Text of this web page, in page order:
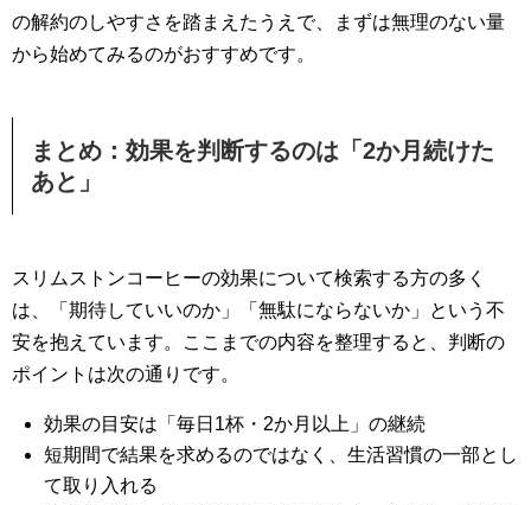
の解約のしやすさを踏まえたうえで、まずは無理のない量
から始めてみるのがおすすめです。
まとめ：効果を判断するのは「2か月続けた
あと」
スリムストンコーヒーの効果について検索する方の多く
は、「期待していいのか」「無駄にならないか」という不
安を抱えています。ここまでの内容を整理すると、判断の
ポイントは次の通りです。
効果の目安は「毎日1杯・2か月以上」の継続
短期間で結果を求めるのではなく、生活習慣の一部とし
て取り入れる